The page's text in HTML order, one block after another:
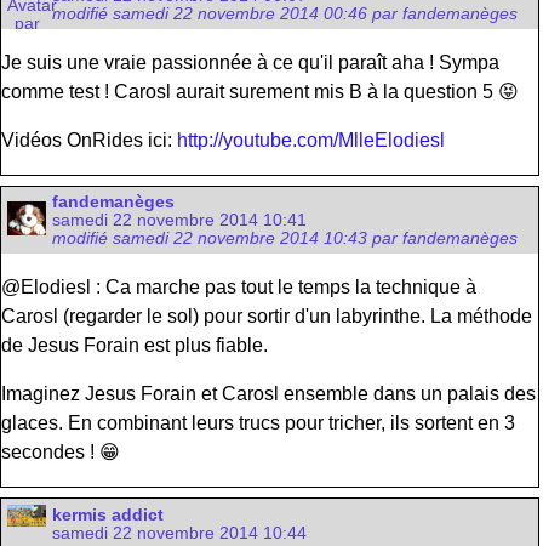
modifié samedi 22 novembre 2014 00:46 par fandemanèges
Je suis une vraie passionnée à ce qu'il paraît aha ! Sympa
comme test ! Carosl aurait surement mis B à la question 5 😝
Vidéos OnRides ici: http://youtube.com/MlleElodiesl
fandemanèges
samedi 22 novembre 2014 10:41
modifié samedi 22 novembre 2014 10:43 par fandemanèges
@Elodiesl : Ca marche pas tout le temps la technique à
Carosl (regarder le sol) pour sortir d'un labyrinthe. La méthode
de Jesus Forain est plus fiable.
Imaginez Jesus Forain et Carosl ensemble dans un palais des
glaces. En combinant leurs trucs pour tricher, ils sortent en 3
secondes ! 😁
kermis addict
samedi 22 novembre 2014 10:44